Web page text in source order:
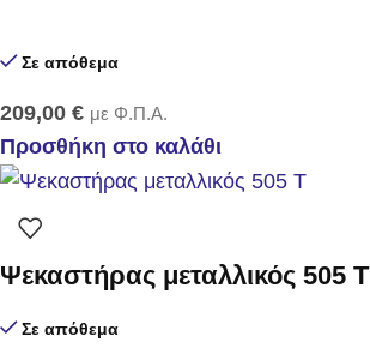
Σε απόθεμα
209,00 € με Φ.Π.Α.
Προσθήκη στο καλάθι
Ψεκαστήρας μεταλλικός 505 T
Σε απόθεμα